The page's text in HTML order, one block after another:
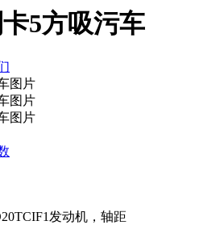
5方吸污车
发动机，轴距